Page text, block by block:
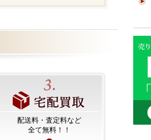
配送料・査定料など
全て無料！！